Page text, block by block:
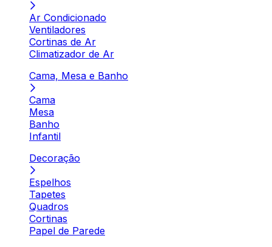
Ar Condicionado
Ventiladores
Cortinas de Ar
Climatizador de Ar
Cama, Mesa e Banho
Cama
Mesa
Banho
Infantil
Decoração
Espelhos
Tapetes
Quadros
Cortinas
Papel de Parede